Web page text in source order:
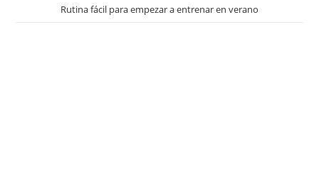
Rutina fácil para empezar a entrenar en verano